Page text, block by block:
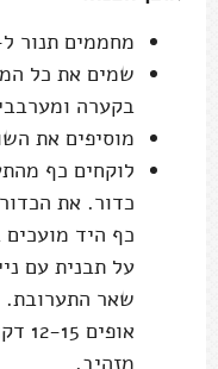
כף היד מועכים
על תבנית עם
שאר התערובת.
מזהיב.
מוציאים,
העוגיות הכי
בקופסה
*המתכון הופק
(מוצרי החברה